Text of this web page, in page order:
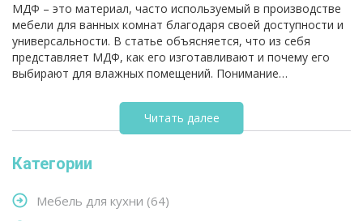
МДФ – это материал, часто используемый в производстве
мебели для ванных комнат благодаря своей доступности и
универсальности. В статье объясняется, что из себя
представляет МДФ, как его изготавливают и почему его
выбирают для влажных помещений. Понимание
владельцам жилья и дизайнерам принять обоснованное
решение при выборе мебели. Узнайте о том, как МДФ
подходит для различных стилей интерьера и какие нюансы
важно учитывать при его использовании в ванной комнате.
Без глубоких технических терминов, статья предлагает
опытных читателей.
Читать далее
Категории
Мебель для кухни (64)